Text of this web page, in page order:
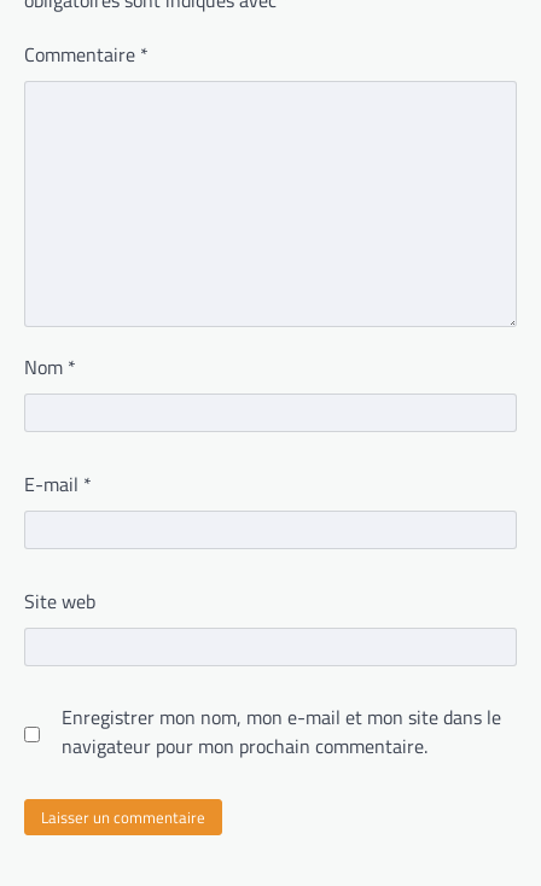
Commentaire *
Nom *
E-mail *
Site web
Enregistrer mon nom, mon e-mail et mon site dans le
navigateur pour mon prochain commentaire.